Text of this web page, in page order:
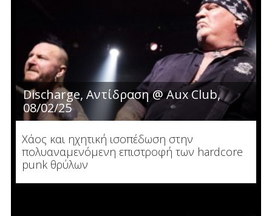
Discharge, Αντίδραση @ Aux Club,
08/02/25
Χάος και ηχητική ισοπέδωση στην
πολυαναμενόμενη επιστροφή των hardcore
punk θρύλων